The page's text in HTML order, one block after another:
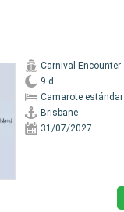
Carnival Encounter
9 d
Camarote estándar
Brisbane
31/07/2027